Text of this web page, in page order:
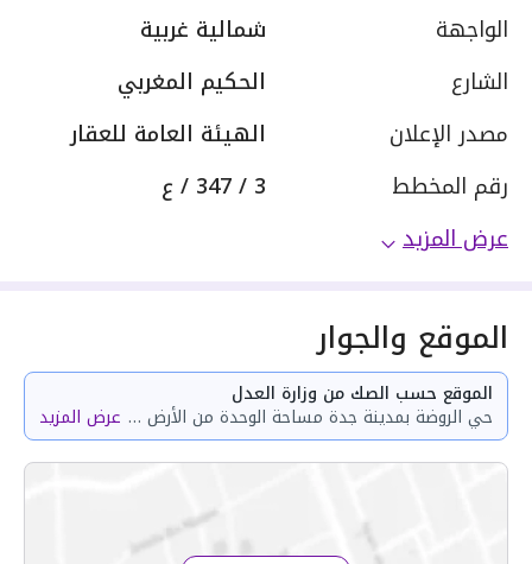
الواجهة
شمالية غربية
الشارع
الحكيم المغربي
مصدر الإعلان
الهيئة العامة للعقار
رقم المخطط
3 / 347 / ع
عرض المزيد
الموقع والجوار
الموقع حسب الصك من وزارة العدل
حي الروضة بمدينة جدة مساحة الوحدة من الأرض 35.84 متر وتختص من المنافع والأجزاء المشتركة بمساحة 74.45 متر عرض المزيد